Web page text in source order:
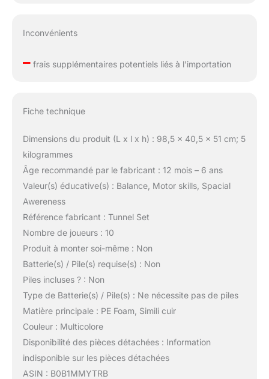
Inconvénients
–frais supplémentaires potentiels liés à l’importation
Fiche technique
Dimensions du produit (L x l x h) : 98,5 x 40,5 x 51 cm; 5
kilogrammes
Âge recommandé par le fabricant : 12 mois – 6 ans
Valeur(s) éducative(s) : Balance, Motor skills, Spacial
Awereness
Référence fabricant : Tunnel Set
Nombre de joueurs : 10
Produit à monter soi-même : Non
Batterie(s) / Pile(s) requise(s) : Non
Piles incluses ? : Non
Type de Batterie(s) / Pile(s) : Ne nécessite pas de piles
Matière principale : PE Foam, Simili cuir
Couleur : Multicolore
Disponibilité des pièces détachées : Information
indisponible sur les pièces détachées
ASIN : B0B1MMYTRB